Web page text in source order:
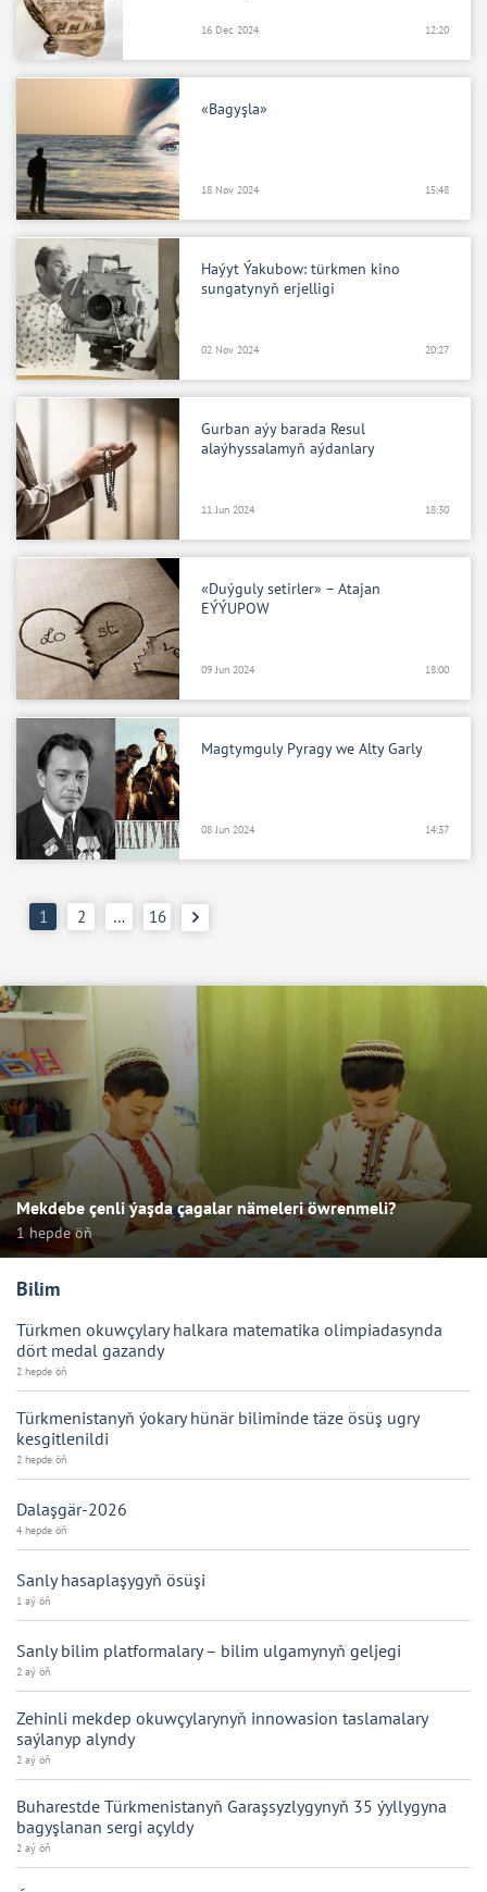
16 Dec 2024 12:20
«Bagyşla»
18 Nov 2024 15:48
Haýyt Ýakubow: türkmen kino
sungatynyň erjelligi
02 Nov 2024 20:27
Gurban aýy barada Resul
alaýhyssalamyň aýdanlary
11 Jun 2024 18:30
«Duýguly setirler» – Atajan
EÝÝUPOW
09 Jun 2024 18:00
Magtymguly Pyragy we Alty Garly
08 Jun 2024 14:37
1 2 … 16
Mekdebe çenli ýaşda çagalar nämeleri öwrenmeli?
1 hepde öň
Bilim
Türkmen okuwçylary halkara matematika olimpiadasynda
dört medal gazandy
2 hepde öň
Türkmenistanyň ýokary hünär biliminde täze ösüş ugry
kesgitlenildi
2 hepde öň
Dalaşgär-2026
4 hepde öň
Sanly hasaplaşygyň ösüşi
1 aý öň
Sanly bilim platformalary – bilim ulgamynyň geljegi
2 aý öň
Zehinli mekdep okuwçylarynyň innowasion taslamalary
saýlanyp alyndy
2 aý öň
Buharestde Türkmenistanyň Garaşsyzlygynyň 35 ýyllygyna
bagyşlanan sergi açyldy
2 aý öň